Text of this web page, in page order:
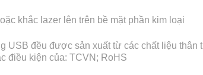
khắc lazer lên trên bề mặt phần kim loại
USB đều được sản xuất từ các chất liệu
điều kiện của: TCVN; RoHS